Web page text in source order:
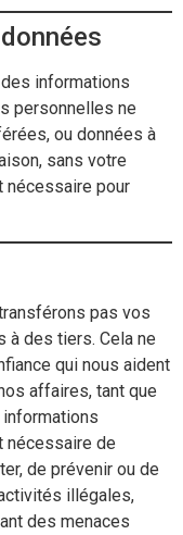
informations
personnelles ne
ou données à
sans votre
nécessaire pour
pas vos
des tiers. Cela ne
qui nous aident
affaires, tant que
nécessaire de
de prévenir ou de
illégales,
des menaces